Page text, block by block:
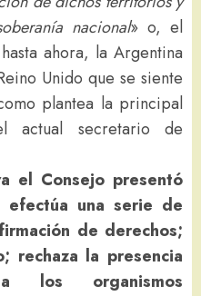
nacional» o, el
ahora, la Argentina
Unido que se siente
plantea la principal
actual secretario de
el Consejo presentó
efectúa una serie de
de derechos;
rechaza la presencia
los organismos